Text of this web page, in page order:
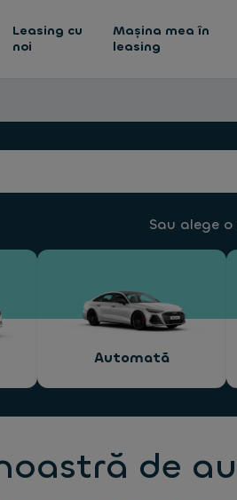
Leasing cu
noi
Mașina mea în
leasing
Sau alege
Automată
de